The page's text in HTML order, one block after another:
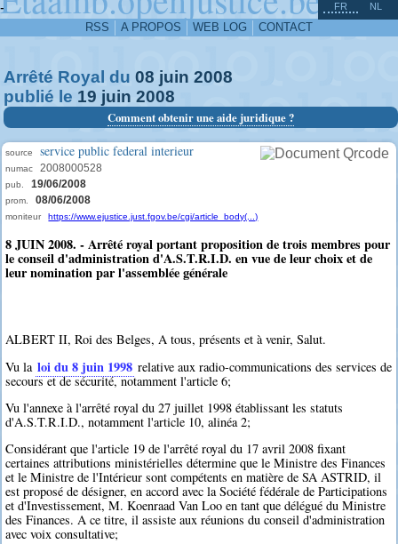
-
RSS A PROPOS WEB LOG CONTACT
FR NL
Arrêté Royal du 08 juin 2008
publié le 19 juin 2008
Comment obtenir une aide juridique ?
source service public federal interieur
numac 2008000528
pub. 19/06/2008
prom. 08/06/2008
moniteur https://www.ejustice.just.fgov.be/cgi/article_body(...)
8 JUIN 2008. - Arrêté royal portant proposition de trois membres pour
le conseil d'administration d'A.S.T.R.I.D. en vue de leur choix et de
leur nomination par l'assemblée générale
ALBERT II, Roi des Belges, A tous, présents et à venir, Salut.
Vu la loi du 8 juin 1998 relative aux radio-communications des services de
secours et de sécurité, notamment l'article 6;
Vu l'annexe à l'arrêté royal du 27 juillet 1998 établissant les statuts
d'A.S.T.R.I.D., notamment l'article 10, alinéa 2;
Considérant que l'article 19 de l'arrêté royal du 17 avril 2008 fixant
certaines attributions ministérielles détermine que le Ministre des Finances
et le Ministre de l'Intérieur sont compétents en matière de SA ASTRID, il
est proposé de désigner, en accord avec la Société fédérale de Participations
et d'Investissement, M. Koenraad Van Loo en tant que délégué du Ministre
des Finances. A ce titre, il assiste aux réunions du conseil d'administration
avec voix consultative;
^